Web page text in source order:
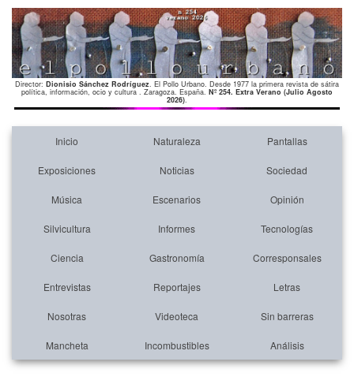
Director: Dionisio Sánchez Rodríguez. El Pollo Urbano. Desde 1977 la primera revista de sátira
política, información, ocio y cultura . Zaragoza. España. Nº 254. Extra Verano (Julio Agosto
2026).
Inicio Naturaleza Pantallas
Exposiciones Noticias Sociedad
Música Escenarios Opinión
Silvicultura Informes Tecnologías
Ciencia Gastronomía Corresponsales
Entrevistas Reportajes Letras
Nosotras Videoteca Sin barreras
Mancheta Incombustibles Análisis